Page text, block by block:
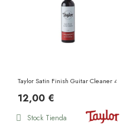
Taylor Satin Finish Guitar Cleaner 4
12,00 €
Stock Tienda